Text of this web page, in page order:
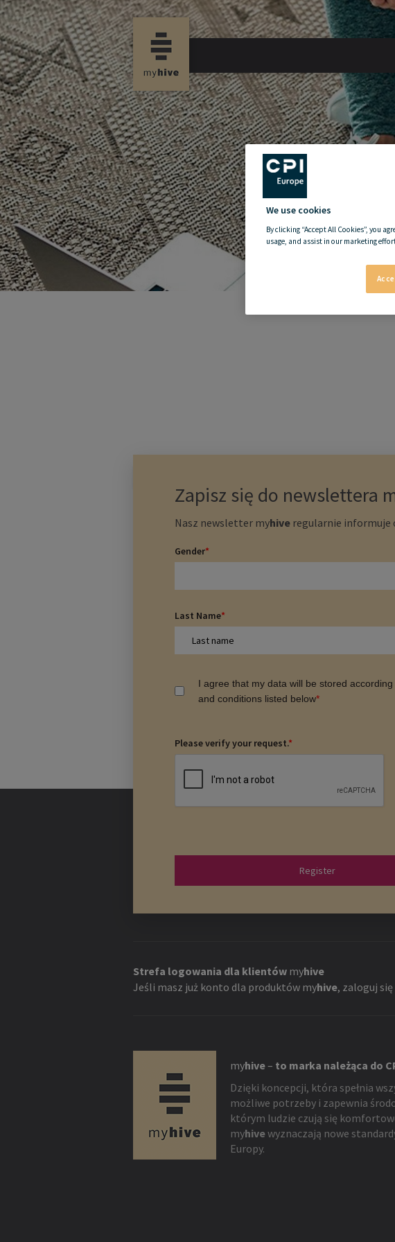
new propertynews
Zapisz się do newslettera
Nasz newsletter myhive regularnie informuje
Gender*
Last Name*
I agree that my data will be stored
and conditions listed below*
Please verify your request.*
Register
Strefa logowania dla klientów myhive
Jeśli masz już konto dla produktów myhive, zaloguj
myhive– to marka należąca do
Dzięki koncepcji, która spełnia
możliwe potrzeby i zapewnia
którym ludzie czują się
myhivewyznaczają nowe
Europy.
We use cookies
By clicking “Accept All Cookies”, you
usage, and assist in our marketing